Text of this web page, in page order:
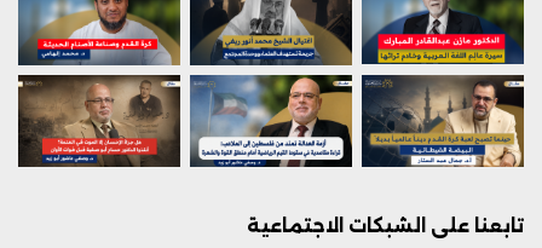
تابعنا على الشبكات الاجتماعية